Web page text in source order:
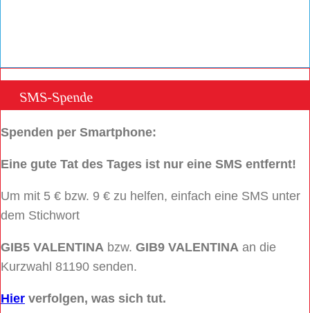
SMS-Spende
Spenden per Smartphone:
Eine gute Tat des Tages ist nur eine SMS entfernt!
Um mit 5 € bzw. 9 € zu helfen, einfach eine SMS unter
dem Stichwort
GIB5 VALENTINA bzw. GIB9 VALENTINA an die
Kurzwahl 81190 senden.
Hier verfolgen, was sich tut.